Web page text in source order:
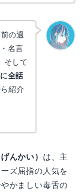
の過
名言
そして
全話
紹介
んかい） は、主
ズ屈指の人気を
かましい毒舌の